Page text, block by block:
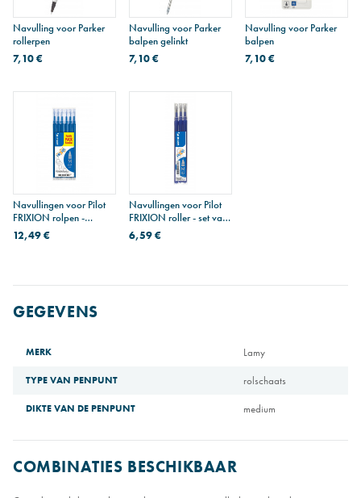
Navulling voor Parker
rollerpen
7,10 €
Navulling voor Parker
balpen gelinkt
7,10 €
Navulling voor Parker
balpen
7,10 €
Navullingen voor Pilot
FRIXION rolpen -
medium punt - blauw -
familiepakket van 6
12,49 €
Navullingen voor Pilot
FRIXION roller - set van
3
6,59 €
GEGEVENS
MERK Lamy
TYPE VAN PENPUNT rolschaats
DIKTE VAN DE PENPUNT medium
COMBINATIES BESCHIKBAAR